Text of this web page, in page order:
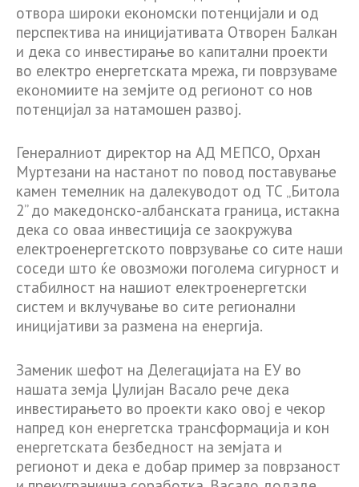
отвора широки економски потенцијали и од
перспектива на иницијативата Отворен Балкан
и дека со инвестирање во капитални проекти
во електро енергетската мрежа, ги поврзуваме
економиите на земјите од регионот со нов
потенцијал за натамошен развој.
Генералниот директор на АД МЕПСО, Орхан
Муртезани на настанот по повод поставување
камен темелник на далекуводот од ТС „Битола
2” до македонско-албанската граница, истакна
дека со оваа инвестиција се заокружува
електроенергетското поврзување со сите наши
соседи што ќе овозможи поголема сигурност и
стабилност на нашиот електроенергетски
систем и вклучување во сите регионални
иницијативи за размена на енергија.
Заменик шефот на Делегацијата на ЕУ во
нашата земја Џулијан Васало рече дека
инвестирањето во проекти како овој е чекор
напред кон енергетска трансформација и кон
енергетската безбедност на земјата и
регионот и дека е добар пример за поврзаност